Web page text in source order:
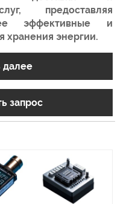
предоставляя
эффективные и
энергии.
далее
запрос